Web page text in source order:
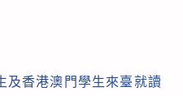
及香港澳門學生來臺就讀